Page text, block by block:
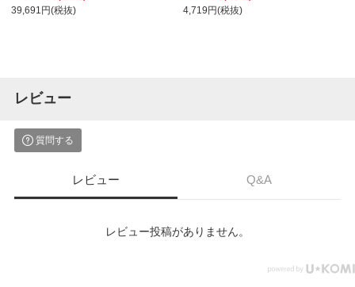
39,691円(税抜) 4,719円(税抜)
レビュー
質問する
レビュー Q&A
レビュー投稿がありません。